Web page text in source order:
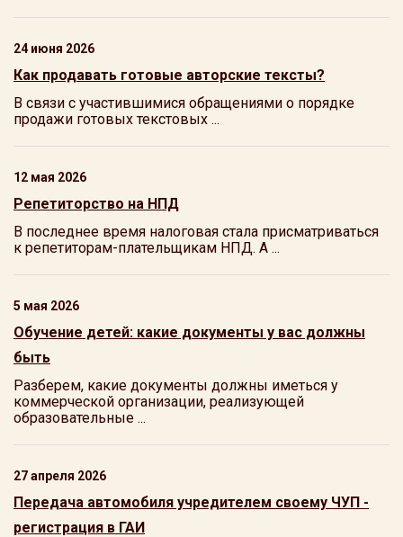
24 июня 2026
Как продавать готовые авторские тексты?
В связи с участившимися обращениями о порядке
продажи готовых текстовых ...
12 мая 2026
Репетиторство на НПД
В последнее время налоговая стала присматриваться
к репетиторам-плательщикам НПД. А ...
5 мая 2026
Обучение детей: какие документы у вас должны
быть
Разберем, какие документы должны иметься у
коммерческой организации, реализующей
образовательные ...
27 апреля 2026
Передача автомобиля учредителем своему ЧУП -
регистрация в ГАИ